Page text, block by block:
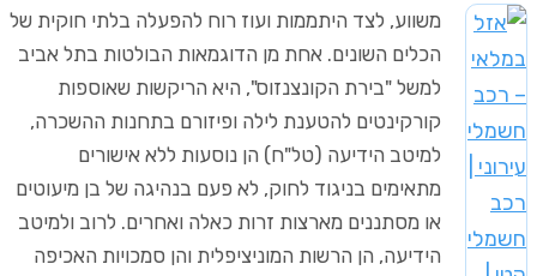
משווע, לצד היתממות ועוז רוח להפעלה בלתי חוקית של
הכלים השונים. אחת מן הדוגמאות הבולטות בתל אביב
למשל "בירת הקונצנזוס", היא הריקשות שאוספות
קורקינטים להטענת לילה ופיזורם בתחנות ההשכרה,
למיטב הידיעה (טל"ח) הן נוסעות ללא אישורים
מתאימים בניגוד לחוק, לא פעם בנהיגה של בן מיעוטים
או מסתננים מארצות זרות כאלה ואחרים. לרוב ולמיטב
הידיעה, הן הרשות המוניציפלית והן סמכויות האכיפה